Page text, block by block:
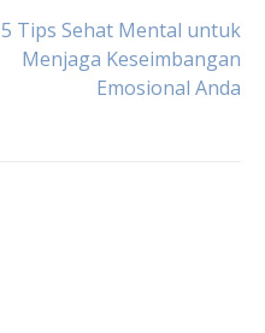
5 Tips Sehat Mental untuk
Menjaga Keseimbangan
Emosional Anda